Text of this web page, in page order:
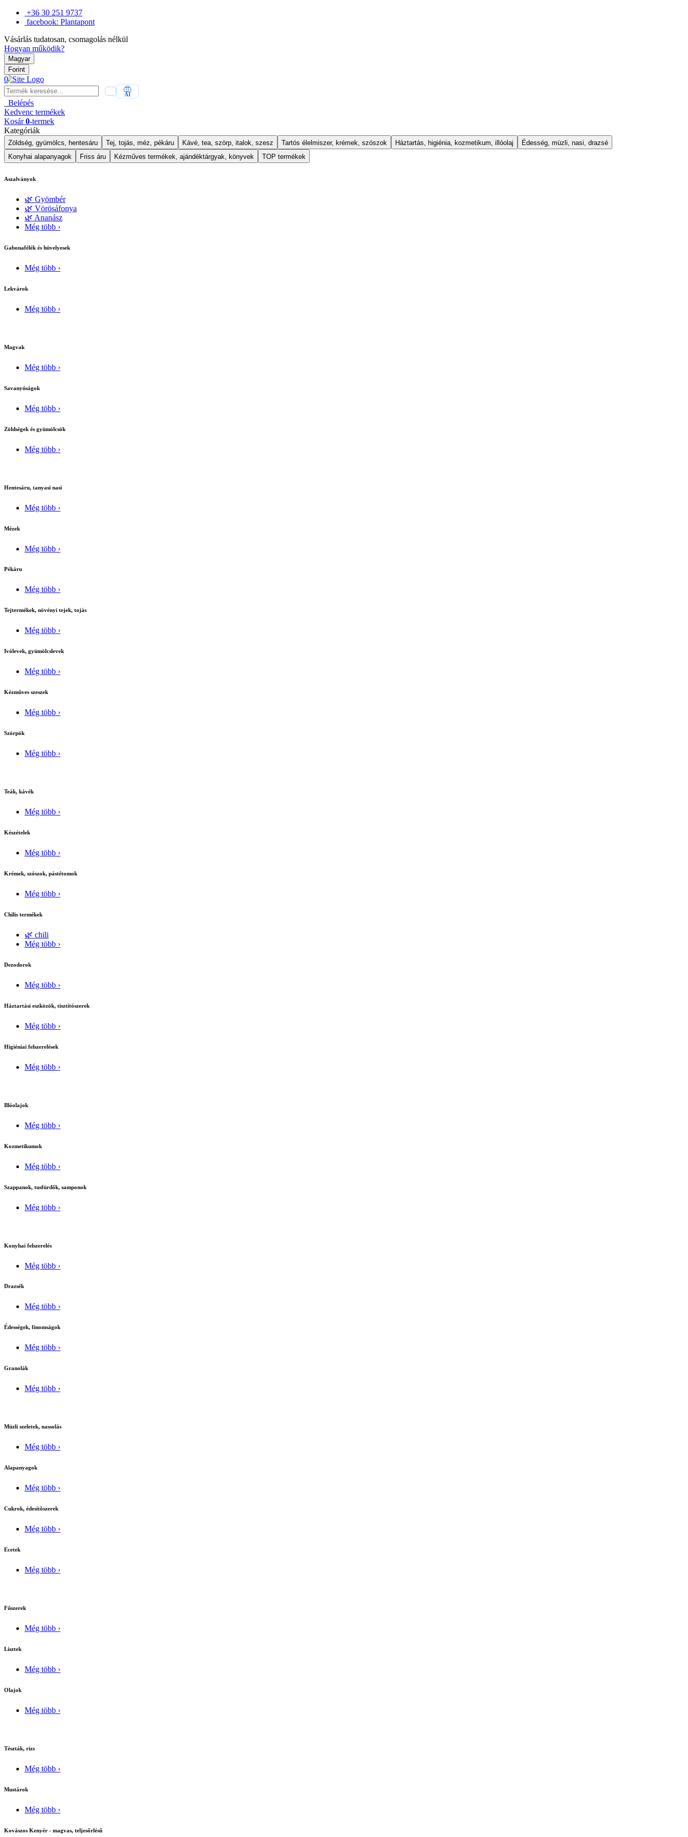
+36 30 251 9737
facebook: Plantapont
Vásárlás tudatosan, csomagolás nélkül
Hogyan működik?
Magyar
Forint
0
AI
Belépés
Kedvenc termékek
Kosár 0-termek
Kategóriák
Zöldség, gyümölcs, hentesáru Tej, tojás, méz, pékáru Kávé, tea, szörp, italok, szesz Tartós élelmiszer, krémek, szószok Háztartás, higiénia, kozmetikum, illóolaj
Édesség, müzli, nasi, drazsé
Konyhai alapanyagok
Friss áru Kézműves termékek, ajándéktárgyak, könyvek TOP termékek
Aszalványok
🌿 Gyömbér
🌿 Vörösáfonya
🌿 Ananász
Még több ›
Gabonafélék és hüvelyesek
Még több ›
Lekvárok
Még több ›
Magvak
Még több ›
Savanyúságok
Még több ›
Zöldségek és gyümölcsök
Még több ›
Hentesáru, tanyasi nasi
Még több ›
Mézek
Még több ›
Pékáru
Még több ›
Tejtermékek, növényi tejek, tojás
Még több ›
Ivólevek, gyümölcslevek
Még több ›
Kézmûves szeszek
Még több ›
Szörpök
Még több ›
Teák, kávék
Még több ›
Készételek
Még több ›
Krémek, szószok, pástétomok
Még több ›
Chilis termékek
🌿 chili
Még több ›
Dezodorok
Még több ›
Háztartási eszközök, tisztítószerek
Még több ›
Higiéniai felszerelések
Még több ›
Illóolajok
Még több ›
Kozmetikumok
Még több ›
Szappanok, tusfürdők, samponok
Még több ›
Konyhai felszerelés
Még több ›
Drazsék
Még több ›
Édességek, finomságok
Még több ›
Granolák
Még több ›
Müzli szeletek, nassolás
Még több ›
Alapanyagok
Még több ›
Cukrok, édesítõszerek
Még több ›
Ecetek
Még több ›
Fûszerek
Még több ›
Lisztek
Még több ›
Olajok
Még több ›
Tészták, rizs
Még több ›
Mustárok
Még több ›
Kovászos Kenyér - magvas, teljesőrlésű